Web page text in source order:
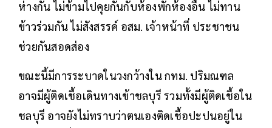
ห่างกัน ไม่ข้ามไปคุยกันกับห้องพักห้องอื่น ไม่ทาน
ข้าวร่วมกัน ไม่สังสรรค์ อสม. เจ้าหน้าที่ ประชาชน
ช่วยกันสอดส่อง
ขณะนี้มีการระบาดในวงกว้างใน กทม. ปริมณฑล
อาจมีผู้ติดเชื้อเดินทางเข้าชลบุรี รวมทั้งมีผู้ติดเชื้อใน
ชลบุรี อาจยังไม่ทราบว่าตนเองติดเชื้อปะปนอยู่ใน